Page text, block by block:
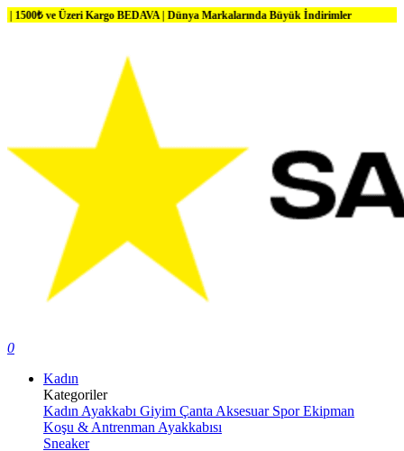
Üzeri Kargo BEDAVA | Dünya Markalarında Büyük İndirimler
0
Kadın
Kategoriler
Kadın Ayakkabı Giyim Çanta Aksesuar Spor Ekipman
Koşu & Antrenman Ayakkabısı
Sneaker